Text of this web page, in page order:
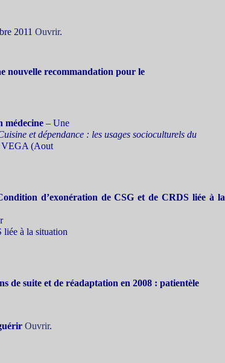
2011 Ouvrir.
nouvelle recommandation pour le
médecine – Une
et dépendance : les usages socioculturels du
VEGA (Aout
d’exonération de CSG et de CRDS liée à la
liée à la situation
de suite et de réadaptation en 2008 : patientèle
Ouvrir.